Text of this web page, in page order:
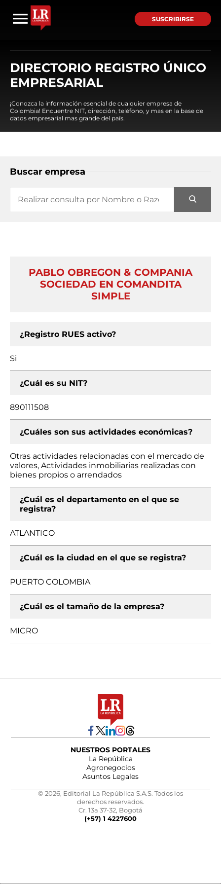
SUSCRIBIRSE
DIRECTORIO REGISTRO ÚNICO
EMPRESARIAL
¡Conozca la información esencial de cualquier empresa de
Colombia! Encuentre NIT, dirección, teléfono, y mas en la base de
datos empresarial mas grande del país.
Buscar empresa
PABLO OBREGON & COMPANIA
SOCIEDAD EN COMANDITA
SIMPLE
¿Registro RUES activo?
Si
¿Cuál es su NIT?
890111508
¿Cuáles son sus actividades económicas?
Otras actividades relacionadas con el mercado de
valores, Actividades inmobiliarias realizadas con
bienes propios o arrendados
¿Cuál es el departamento en el que se
registra?
ATLANTICO
¿Cuál es la ciudad en el que se registra?
PUERTO COLOMBIA
¿Cuál es el tamaño de la empresa?
MICRO
NUESTROS PORTALES
La República
Agronegocios
Asuntos Legales
© 2026, Editorial La República S.A.S. Todos los
derechos reservados.
Cr. 13a 37-32, Bogotá
(+57) 1 4227600